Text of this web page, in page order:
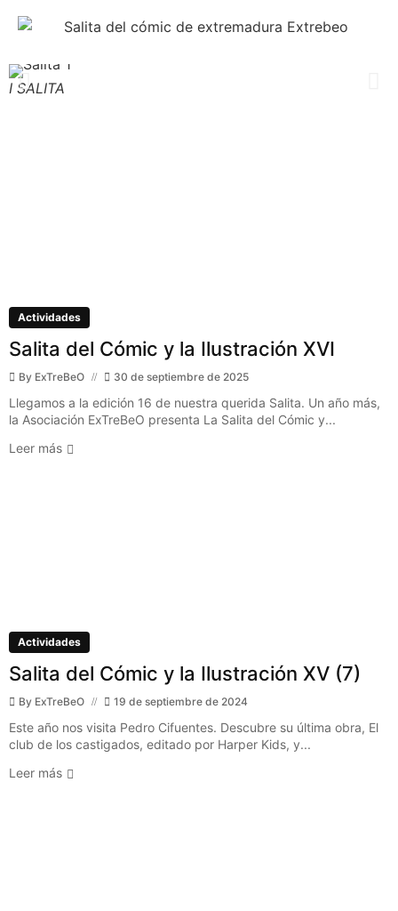
I SALITA
Actividades
Salita del Cómic y la Ilustración XVI
By ExTreBeO 30 de septiembre de 2025
Llegamos a la edición 16 de nuestra querida Salita. Un año más,
la Asociación ExTreBeO presenta La Salita del Cómic y...
Leer más
Actividades
Salita del Cómic y la Ilustración XV (7)
By ExTreBeO 19 de septiembre de 2024
Este año nos visita Pedro Cifuentes. Descubre su última obra, El
club de los castigados, editado por Harper Kids, y...
Leer más